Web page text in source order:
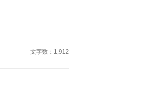
文字数：1,912